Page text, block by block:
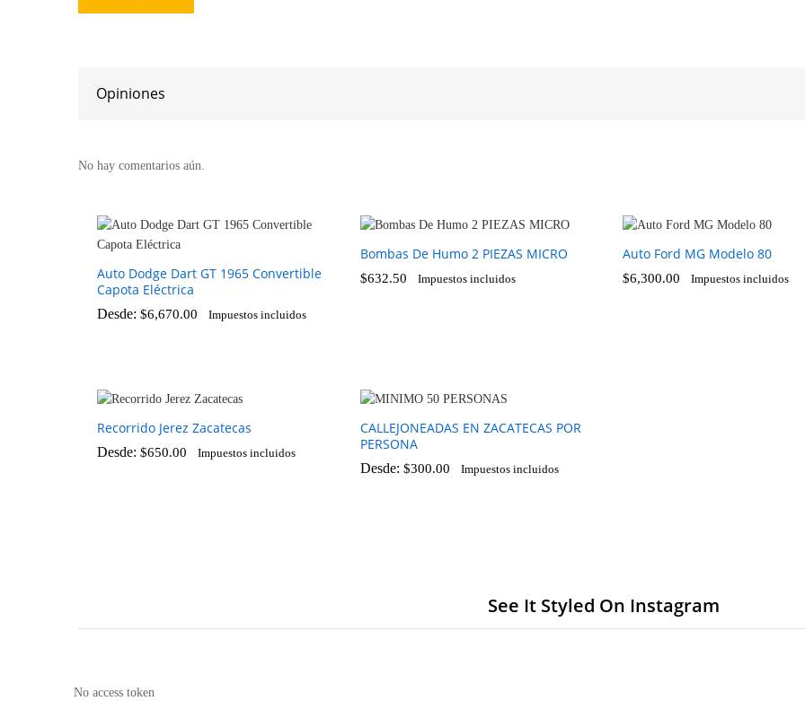
Opiniones
No hay comentarios aún.
Auto Dodge Dart GT 1965 Convertible
Capota Eléctrica
Desde: $6,670.00 Impuestos incluidos
Bombas De Humo 2 PIEZAS MICRO
$632.50 Impuestos incluidos
Auto Ford MG Modelo 80
$6,300.00 Impuestos incluidos
Recorrido Jerez Zacatecas
Desde: $650.00 Impuestos incluidos
CALLEJONEADAS EN ZACATECAS POR
PERSONA
Desde: $300.00 Impuestos incluidos
See It Styled On Instagram
No access token